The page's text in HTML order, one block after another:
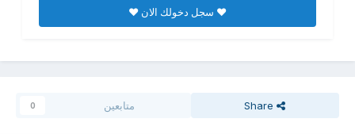
♥ سجل دخولك الان ♥
Share متابعين 0